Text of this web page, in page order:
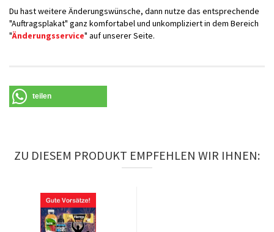
Du hast weitere Änderungswünsche, dann nutze das entsprechende
"Auftragsplakat" ganz komfortabel und unkompliziert in dem Bereich
"Änderungsservice" auf unserer Seite.
teilen
ZU DIESEM PRODUKT EMPFEHLEN WIR IHNEN: